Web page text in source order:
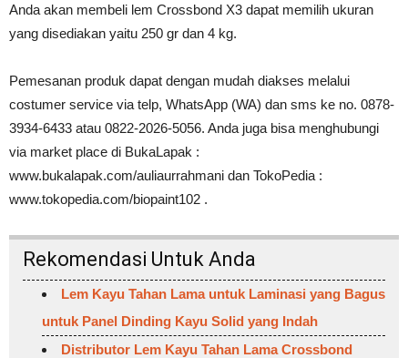
Anda akan membeli lem Crossbond X3 dapat memilih ukuran
yang disediakan yaitu 250 gr dan 4 kg.
Pemesanan produk dapat dengan mudah diakses melalui
costumer service via telp, WhatsApp (WA) dan sms ke no. 0878-
3934-6433 atau 0822-2026-5056. Anda juga bisa menghubungi
via market place di BukaLapak :
www.bukalapak.com/auliaurrahmani dan TokoPedia :
www.tokopedia.com/biopaint102 .
Rekomendasi Untuk Anda
Lem Kayu Tahan Lama untuk Laminasi yang Bagus
untuk Panel Dinding Kayu Solid yang Indah
Distributor Lem Kayu Tahan Lama Crossbond